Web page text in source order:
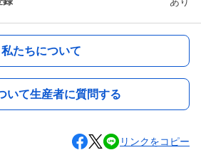
私たちについて
いて生産者に質問する
リンクをコピー